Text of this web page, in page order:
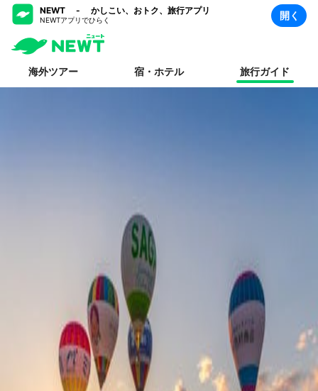
NEWT - かしこい、おトク、旅行アプリ
NEWTアプリでひらく 開く
海外ツアー 宿・ホテル 旅行ガイド